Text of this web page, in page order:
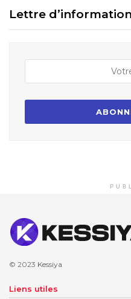
Lettre d’information
© 2023 Kessiya
Liens utiles